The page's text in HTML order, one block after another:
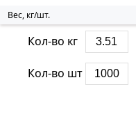
Вес, кг/шт.
Кол-во кг
Кол-во шт